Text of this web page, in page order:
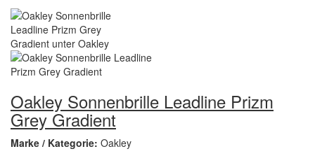
Oakley Sonnenbrille Leadline Prizm
Grey Gradient
Marke / Kategorie: Oakley